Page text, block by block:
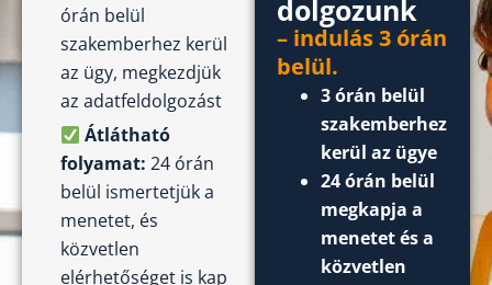
órán belül
szakemberhez kerül
az ügy, megkezdjük
az adatfeldolgozást
Átlátható
folyamat: 24 órán
belül ismertetjük a
menetet, és
közvetlen
elérhetőséget is kap
dolgozunk
– indulás 3 órán
belül.
3 órán belül
szakemberhez
kerül az ügye
24 órán belül
megkapja a
menetet és a
közvetlen